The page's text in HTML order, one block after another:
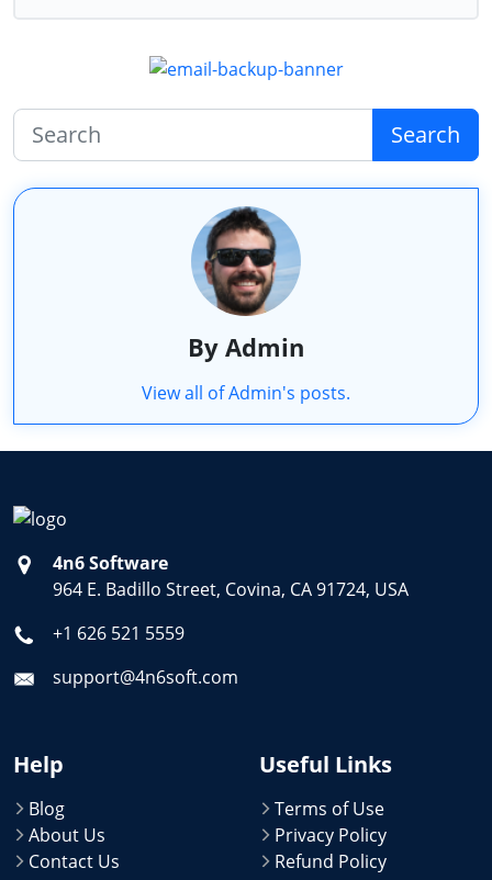
Search
By Admin
View all of Admin's posts.
4n6 Software
964 E. Badillo Street, Covina, CA 91724, USA
+1 626 521 5559
support@4n6soft.com
Help
Blog
About Us
Contact Us
Useful Links
Terms of Use
Privacy Policy
Refund Policy